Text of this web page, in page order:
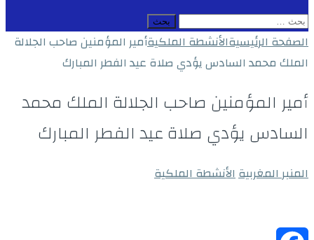
البحث
عن:
الصفحة الرئيسيةالأنشطة الملكيةأمير المؤمنين صاحب الجلالة
الملك محمد السادس يؤدي صلاة عيد الفطر المبارك
أمير المؤمنين صاحب الجلالة الملك محمد
السادس يؤدي صلاة عيد الفطر المبارك
المنبر المغربيةالأنشطة الملكية